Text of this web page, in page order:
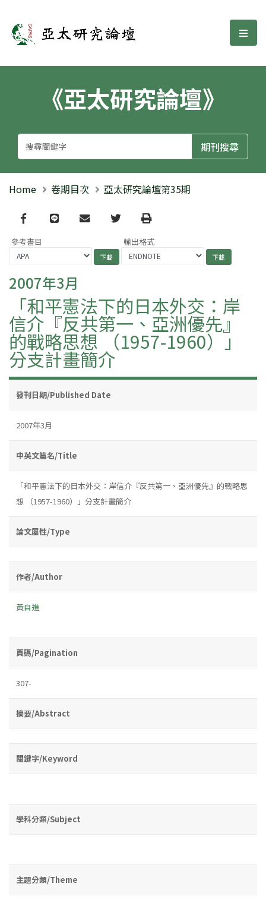
亞太研究論壇 選
《亞太研究論壇》
Home 卷期目次 亞太研究論壇第35期
Facebook
line email TwitterPrint
參考書目 輸出格式
2007年3月
「和平憲法下的日本外交：岸
信介『反共第一、亞洲優先』
的戰略思想 （1957-1960）」
分支計畫簡介
發刊日期/Published Date
2007年3月
中英文篇名/Title
「和平憲法下的日本外交：岸信介『反共第一、亞洲優先』的戰略思
想 （1957-1960）」分支計畫簡介
論文屬性/Type
作者/Author
黃自進
頁碼/Pagination
307-
摘要/Abstract
關鍵字/Keyword
學科分類/Subject
主題分類/Theme